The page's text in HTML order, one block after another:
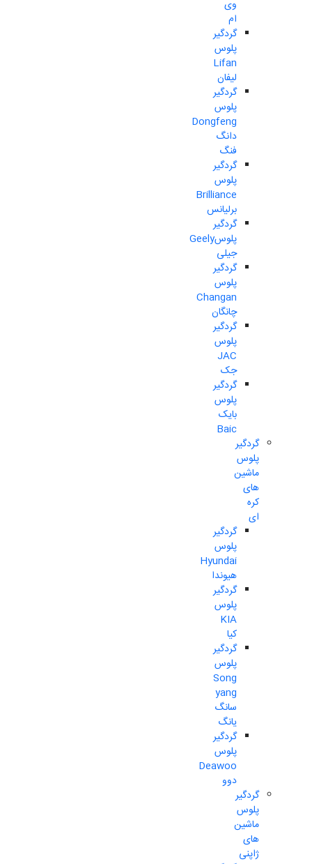
وی
ام
گردگیر
پلوس
Lifan
لیفان
گردگیر
پلوس
Dongfeng
دانگ
فنگ
گردگیر
پلوس
Brilliance
برلیانس
گردگیر
پلوسGeely
جیلی
گردگیر
پلوس
Changan
چانگان
گردگیر
پلوس
JAC
جک
گردگیر
پلوس
بایک
Baic
گردگیر
پلوس
ماشین
های
کره
ای
گردگیر
پلوس
Hyundai
هیوندا
گردگیر
پلوس
KIA
کیا
گردگیر
پلوس
Song
yang
سانگ
یانگ
گردگیر
پلوس
Deawoo
دوو
گردگیر
پلوس
ماشین
های
ژاپنی